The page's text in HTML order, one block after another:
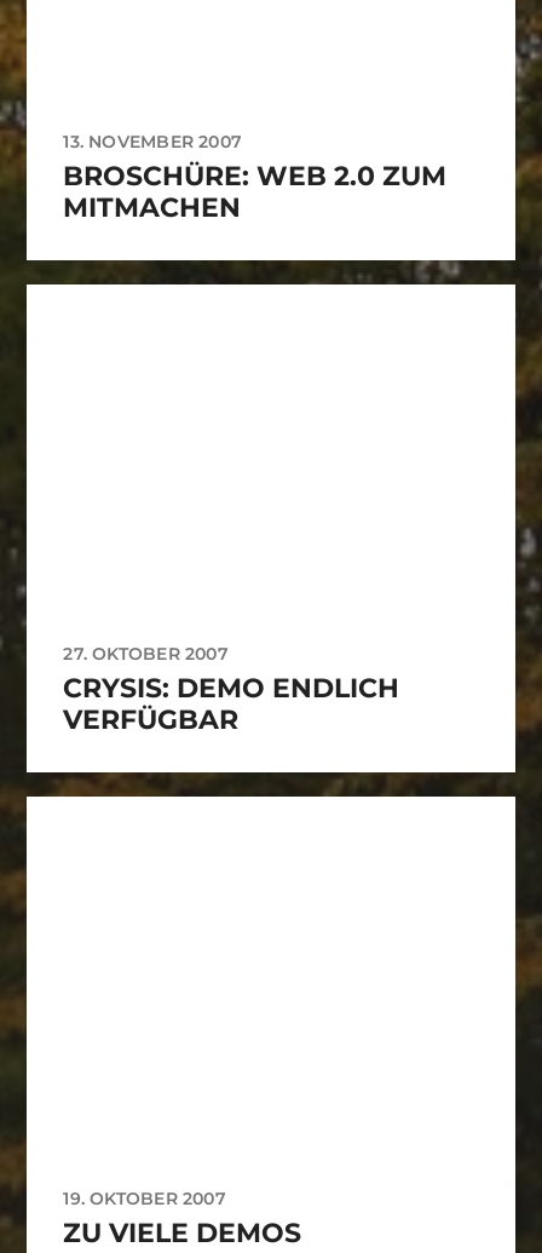
13. NOVEMBER 2007
BROSCHÜRE: WEB 2.0 ZUM
MITMACHEN
27. OKTOBER 2007
CRYSIS: DEMO ENDLICH
VERFÜGBAR
19. OKTOBER 2007
ZU VIELE DEMOS